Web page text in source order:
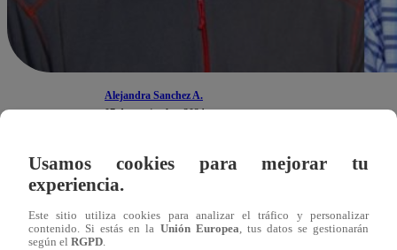
Alejandra Sanchez A.
07 de septiembre 2024
Jely Reategui se convirtió este sábado en la ÚNICA
integrantes del exigente jurado.
Usamos cookies para mejorar tu
experiencia.
Este sitio utiliza cookies para analizar el tráfico y personalizar
contenido. Si estás en la Unión Europea, tus datos se gestionarán
según el RGPD.